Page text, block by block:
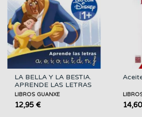
LA BELLA Y LA BESTIA.
APRENDE LAS LETRAS
LIBROS GUANXE
12,95 €